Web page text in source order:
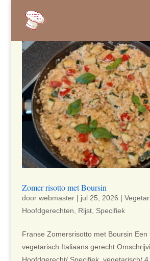
Zomer risotto met Boursin
door webmaster| jul 25, 2026 |
Hoofdgerechten
Rijst, Specifiek
Franse Zomersrisotto met Boursin Een
vegetarisch Italiaans gerecht